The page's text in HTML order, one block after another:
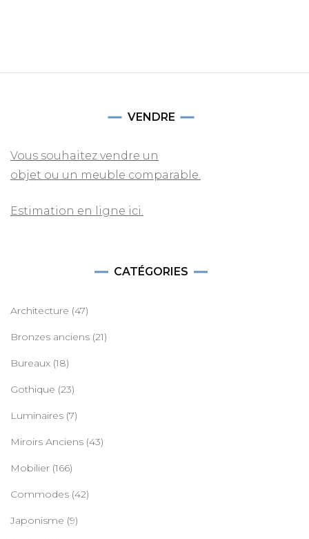
VENDRE
Vous souhaitez vendre un
objet ou un meuble comparable.
Estimation en ligne ici.
CATÉGORIES
Architecture (47)
Bronzes anciens (21)
Bureaux (18)
Gothique (23)
Luminaires (7)
Miroirs Anciens (43)
Mobilier (166)
Commodes (42)
Japonisme (9)